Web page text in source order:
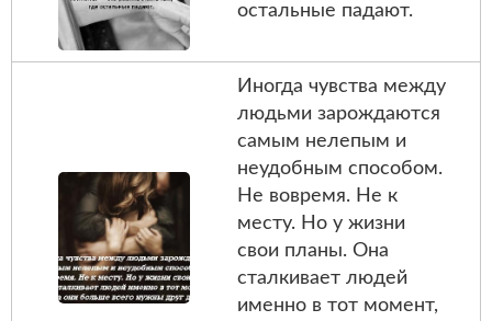
остальные падают.
Иногда чувства между
людьми зарождаются
самым нелепым и
неудобным способом.
Не вовремя. Не к
месту. Но у жизни
свои планы. Она
сталкивает людей
именно в тот момент,